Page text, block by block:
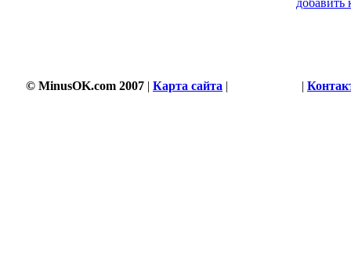
© MinusOK.com 2007 | Карта сайта | |